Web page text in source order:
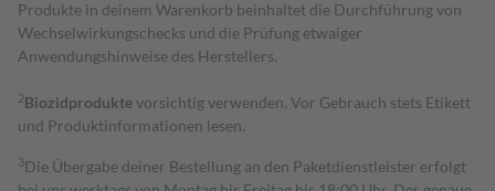
Produkte in deinem Warenkorb beinhaltet die Durchführung von
Wechselwirkungschecks und die Prüfung etwaiger
Anwendungshinweise des Herstellers.
2Biozidproduktevorsichtig verwenden. Vor Gebrauch stets Etikett
und Produktinformationen lesen.
3Die Übergabe deiner Bestellung an den Paketdienstleister erfolgt